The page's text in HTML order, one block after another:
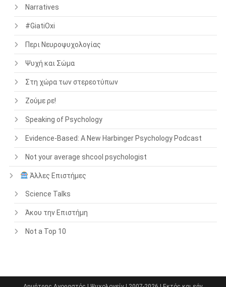
Narratives
#GiatiOxi
Περι Νευροψυχολογίας
Ψυχή και Σώμα
Στη χώρα των στερεοτύπων
Ζούμε ρε!
Speaking of Psychology
Evidence-Based: A New Harbinger Psychology Podcast
Not your average shcool psychologist
Άλλες Επιστήμες
Science Talks
Άκου την Επιστήμη
Not a Top 10